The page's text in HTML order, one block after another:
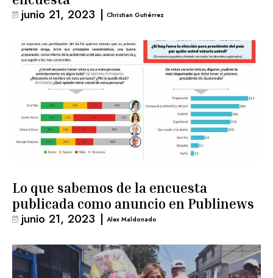
junio 21, 2023 | Christian Gutiérrez
Lo que sabemos de la encuesta
publicada como anuncio en Publinews
junio 21, 2023 | Alex Maldonado